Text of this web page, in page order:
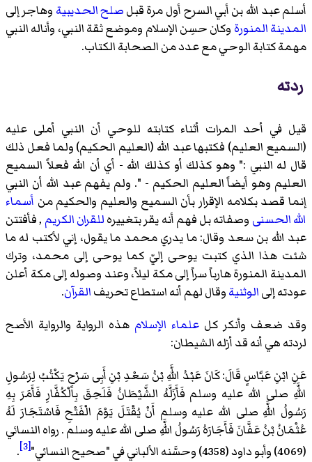
أسلم عبد الله بن أبي السرح أول مرة قبلصلح الحديبية وهاجر إلى
المدينة المنورة وكان حسِن الإسلام وموضع ثقة النبي، وأناله النبي
مهمة كتابة الوحي مع عدد من الصحابة الكتاب.
ردته
قيل في أحد المرات أثناء كتابته للوحي أن النبي أملى عليه
(السميع العليم) فكتبها عبد الله (العليم الحكيم) ولما فعل ذلك
قال له النبي :" وهو كذلك أو كذلك الله - أي أن الله فعلاً السميع
العليم وهو أيضاً العليم الحكيم - ". ولم يفهم عبد الله أن النبي
إنما قصد بكلامه الإقرار بأن السميع والعليم والحكيم من أسماء
الله الحسنى وصفاته بل فهم أنه يقر بتغييرهللقران الكريم , فأفتتن
عبد الله بن سعد وقال: ما يدري محمد ما يقول، إني لأكتب له ما
شئت هذا الذي كتبت يوحى إليّ كما يوحى إلى محمد، وترك
المدينة المنورة هارباً سراً إلى مكة ليلاً، وعند وصوله إلى مكة أعلن
عودته إلىالوثنيةوقال لهم أنه استطاع تحريفالقرآن.
وقد ضعف وأنكر كل علماء الإسلام هذه الرواية والرواية الأصح
لردته هي أنه قد أزله الشيطان:
عَنِ ابْنِ عَبَّاسٍ قَالَ: كَانَ عَبْدُ اللَّهِ بْنُ سَعْدِ بْنِ أَبِى سَرْحٍ يَكْتُبُ لِرَسُولِ
اللَّهِ صلى الله عليه وسلم فَأَزَلَّهُ الشَّيْطَانُ فَلَحِقَ بِالْكُفَّارِ فَأَمَرَ بِهِ
رَسُولُ اللَّهِ صلى الله عليه وسلم أَنْ يُقْتَلَ يَوْمَ الْفَتْحِ فَاسْتَجَارَ لَهُ
عُثْمَانُ بْنُ عَفَّانَ فَأَجَارَهُ رَسُولُ اللَّهِ صلى الله عليه وسلم . رواه النسائي
(4069) وأبو داود (4358) وحسَّنه الألباني في "صحيح النسائي"
[3]
.